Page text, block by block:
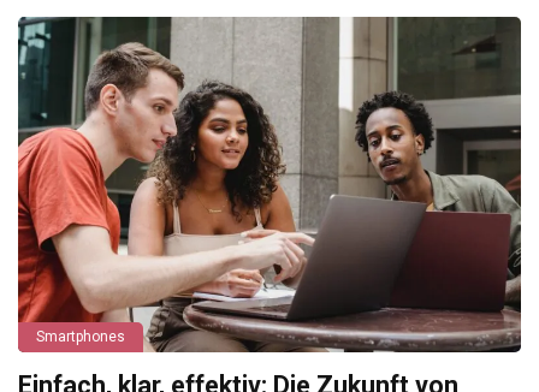
Smartphones
Einfach, klar, effektiv: Die Zukunft von